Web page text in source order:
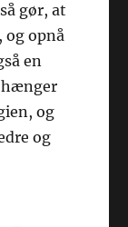
gør, at
og opnå
en
hænger
og
og